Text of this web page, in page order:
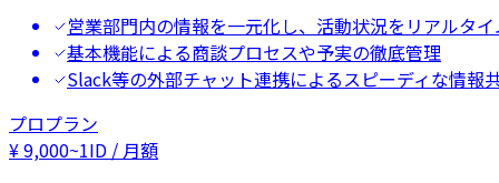
営業部門内の情報を一元化し、活動状況をリアルタ
基本機能による商談プロセスや予実の徹底管理
Slack等の外部チャット連携によるスピーディな情報
プロプラン
¥9,000~1ID / 月額